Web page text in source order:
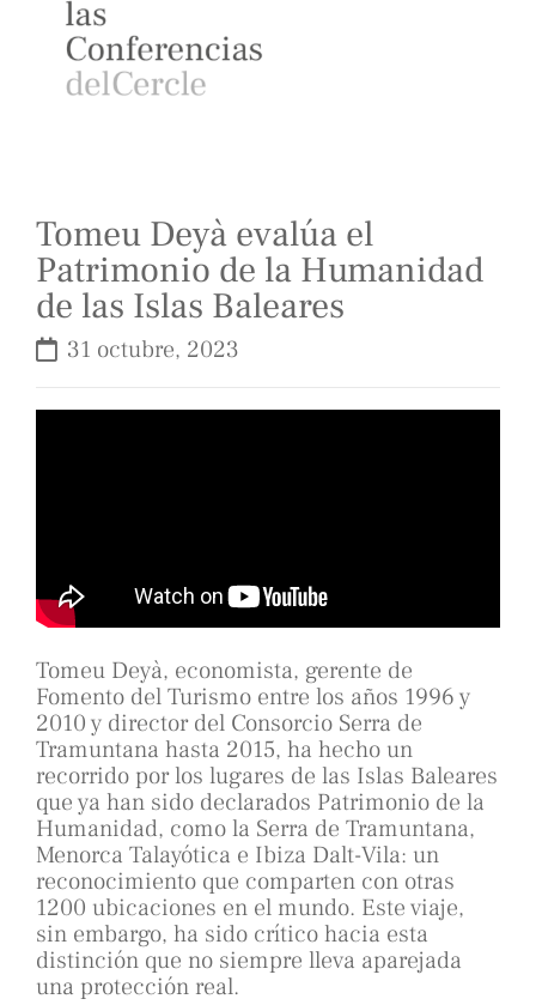
Tomeu Deyà evalúa el
Patrimonio de la Humanidad
de las Islas Baleares
31 octubre, 2023
Tomeu Deyà, economista, gerente de
Fomento del Turismo entre los años 1996 y
2010 y director del Consorcio Serra de
Tramuntana hasta 2015, ha hecho un
recorrido por los lugares de las Islas Baleares
que ya han sido declarados Patrimonio de la
Humanidad, como la Serra de Tramuntana,
Menorca Talayótica e Ibiza Dalt-Vila: un
reconocimiento que comparten con otras
1200 ubicaciones en el mundo. Este viaje,
sin embargo, ha sido crítico hacia esta
distinción que no siempre lleva aparejada
una protección real.